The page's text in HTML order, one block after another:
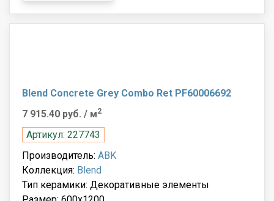
Blend Concrete Grey Combo Ret PF60006692
7 915.40 руб. / м2
Артикул: 227743
Производитель: ABK
Коллекция: Blend
Тип керамики: Декоративные элементы